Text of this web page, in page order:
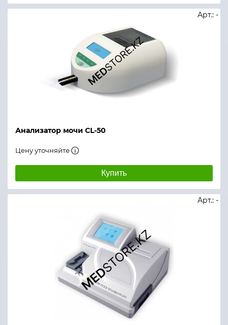
Анализатор мочи CL-50
Арт.: -
Цену уточняйте
Купить
Арт.: -